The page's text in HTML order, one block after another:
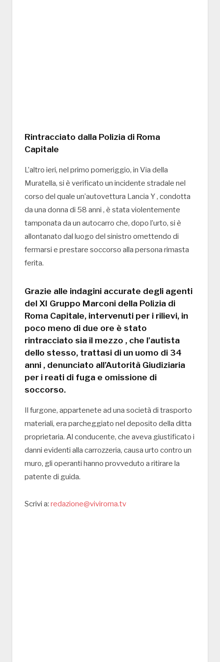
Rintracciato dalla Polizia di Roma
Capitale
L’altro ieri, nel primo pomeriggio, in Via della
Muratella, si è verificato un incidente stradale nel
corso del quale un’autovettura Lancia Y , condotta
da una donna di 58 anni , è stata violentemente
tamponata da un autocarro che, dopo l’urto, si è
allontanato dal luogo del sinistro omettendo di
fermarsi e prestare soccorso alla persona rimasta
ferita.
Grazie alle indagini accurate degli agenti
del XI Gruppo Marconi della Polizia di
Roma Capitale, intervenuti per i rilievi, in
poco meno di due ore è stato
rintracciato sia il mezzo , che l’autista
dello stesso, trattasi di un uomo di 34
anni , denunciato all’Autorità Giudiziaria
per i reati di fuga e omissione di
soccorso.
Il furgone, appartenete ad una società di trasporto
materiali, era parcheggiato nel deposito della ditta
proprietaria. Al conducente, che aveva giustificato i
danni evidenti alla carrozzeria, causa urto contro un
muro, gli operanti hanno provveduto a ritirare la
patente di guida.
Scrivi a: redazione@viviroma.tv